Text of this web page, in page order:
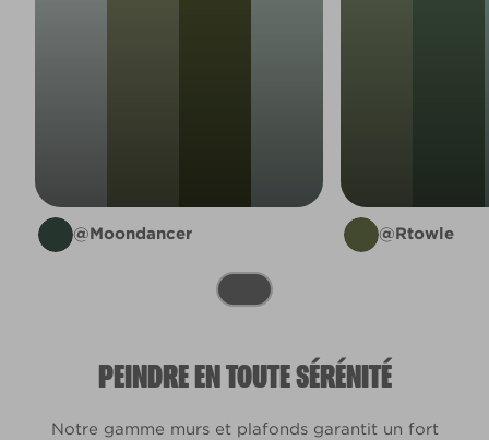
@Moondancer @Rtowle
PEINDRE EN TOUTE SÉRÉNITÉ
Notre gamme murs et plafonds garantit un fort